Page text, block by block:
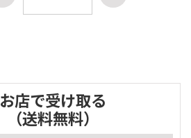
お店で受け取る
（送料無料）